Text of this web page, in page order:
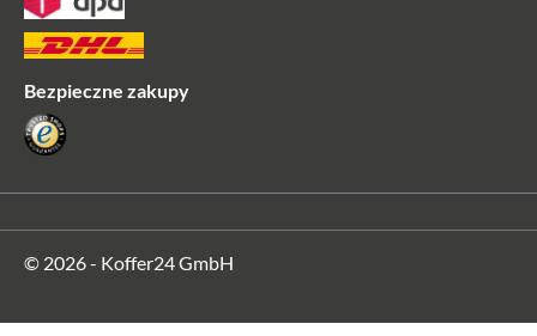
Bezpieczne zakupy
© 2026 - Koffer24 GmbH